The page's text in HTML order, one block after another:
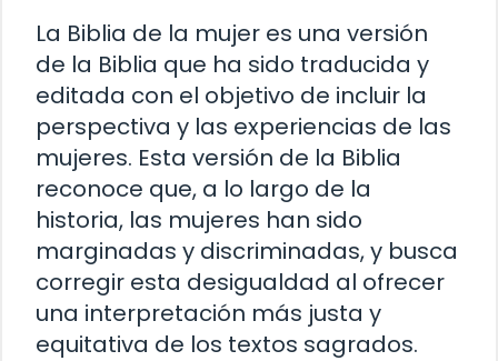
La Biblia de la mujer es una versión
de la Biblia que ha sido traducida y
editada con el objetivo de incluir la
perspectiva y las experiencias de las
mujeres. Esta versión de la Biblia
reconoce que, a lo largo de la
historia, las mujeres han sido
marginadas y discriminadas, y busca
corregir esta desigualdad al ofrecer
una interpretación más justa y
equitativa de los textos sagrados.